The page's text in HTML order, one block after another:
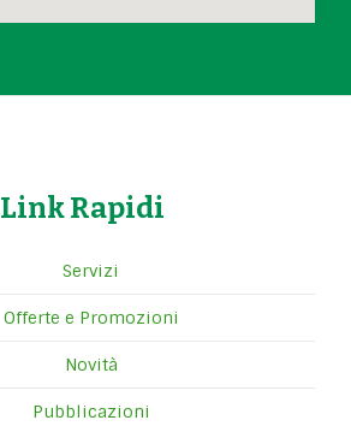
Link Rapidi
Servizi
Offerte e Promozioni
Novità
Pubblicazioni